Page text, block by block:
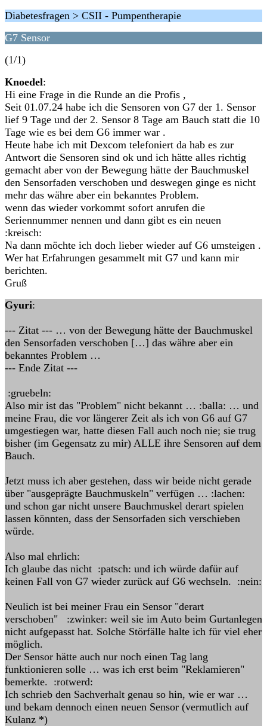
Diabetesfragen > CSII - Pumpentherapie
G7 Sensor
(1/1)
Knoedel:
Hi eine Frage in die Runde an die Profis ,
Seit 01.07.24 habe ich die Sensoren von G7 der 1. Sensor
lief 9 Tage und der 2. Sensor 8 Tage am Bauch statt die 10
Tage wie es bei dem G6 immer war .
Heute habe ich mit Dexcom telefoniert da hab es zur
Antwort die Sensoren sind ok und ich hätte alles richtig
gemacht aber von der Bewegung hätte der Bauchmuskel
den Sensorfaden verschoben und deswegen ginge es nicht
mehr das währe aber ein bekanntes Problem.
wenn das wieder vorkommt sofort anrufen die
Seriennummer nennen und dann gibt es ein neuen
:kreisch:
Na dann möchte ich doch lieber wieder auf G6 umsteigen .
Wer hat Erfahrungen gesammelt mit G7 und kann mir
berichten.
Gruß
Gyuri:
--- Zitat --- … von der Bewegung hätte der Bauchmuskel
den Sensorfaden verschoben […] das währe aber ein
bekanntes Problem …
--- Ende Zitat ---
:gruebeln:
Also mir ist das "Problem" nicht bekannt … :balla: … und
meine Frau, die vor längerer Zeit als ich von G6 auf G7
umgestiegen war, hatte diesen Fall auch noch nie; sie trug
bisher (im Gegensatz zu mir) ALLE ihre Sensoren auf dem
Bauch.
Jetzt muss ich aber gestehen, dass wir beide nicht gerade
über "ausgeprägte Bauchmuskeln" verfügen … :lachen:
und schon gar nicht unsere Bauchmuskel derart spielen
lassen könnten, dass der Sensorfaden sich verschieben
würde.
Also mal ehrlich:
Ich glaube das nicht :patsch: und ich würde dafür auf
keinen Fall von G7 wieder zurück auf G6 wechseln. :nein:
Neulich ist bei meiner Frau ein Sensor "derart
verschoben" :zwinker: weil sie im Auto beim Gurtanlegen
nicht aufgepasst hat. Solche Störfälle halte ich für viel eher
möglich.
Der Sensor hätte auch nur noch einen Tag lang
funktionieren solle … was ich erst beim "Reklamieren"
bemerkte. :rotwerd:
Ich schrieb den Sachverhalt genau so hin, wie er war …
und bekam dennoch einen neuen Sensor (vermutlich auf
Kulanz *)